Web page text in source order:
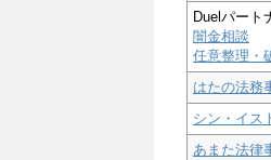
Duelパート
闇金相談
任意整理・
はたの法務
シン・イス
あまた法律